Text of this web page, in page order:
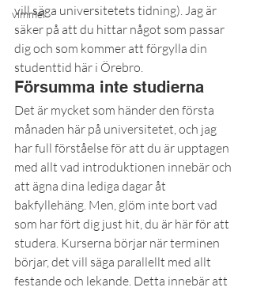
vimmel
vill säga universitetets tidning). Jag är
säker på att du hittar något som passar
dig och som kommer att förgylla din
studenttid här i Örebro.
Försumma inte studierna
Det är mycket som händer den första
månaden här på universitetet, och jag
har full förståelse för att du är upptagen
med allt vad introduktionen innebär och
att ägna dina lediga dagar åt
bakfyllehäng. Men, glöm inte bort vad
som har fört dig just hit, du är här för att
studera. Kurserna börjar när terminen
börjar, det vill säga parallellt med allt
festande och lekande. Detta innebär att